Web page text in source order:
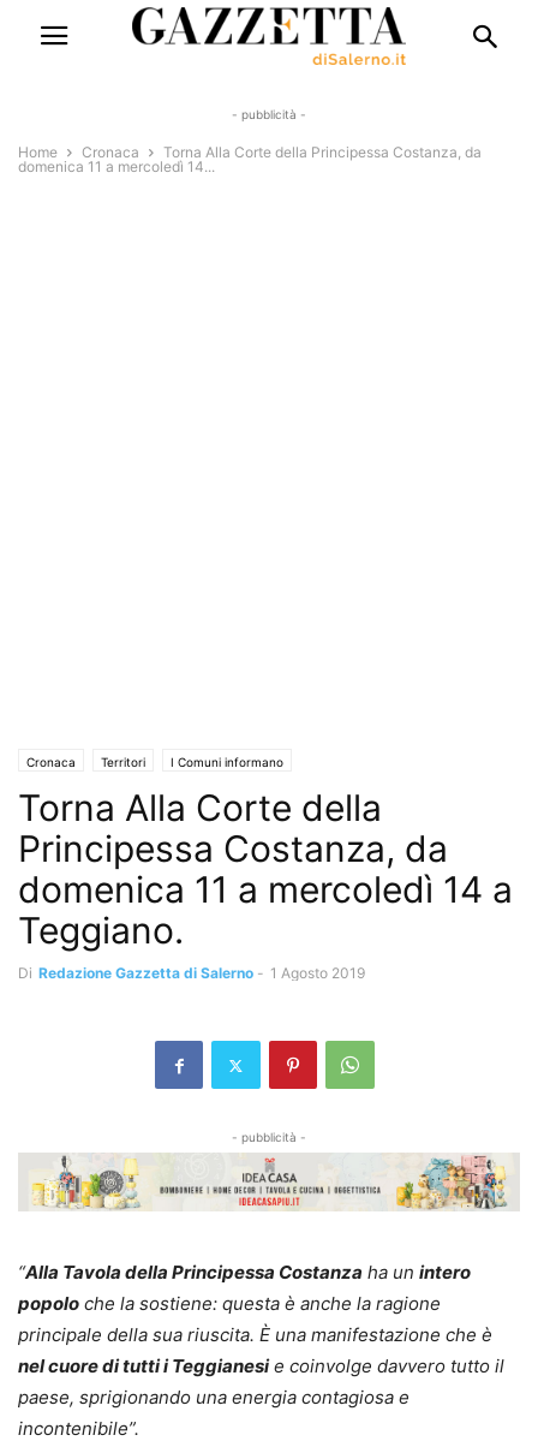
- pubblicità -
Home Cronaca
Torna Alla Corte della Principessa Costanza, da
domenica 11 a mercoledì 14...
Cronaca Territori I Comuni informano
Torna Alla Corte della
Principessa Costanza, da
domenica 11 a mercoledì 14 a
Teggiano.
Di Redazione Gazzetta di Salerno - 1 Agosto 2019
- pubblicità -
“Alla Tavola della Principessa Costanza ha un intero
popolo che la sostiene: questa è anche la ragione
principale della sua riuscita. È una manifestazione che è
nel cuore di tutti i Teggianesie coinvolge davvero tutto il
paese, sprigionando una energia contagiosa e
incontenibile”.